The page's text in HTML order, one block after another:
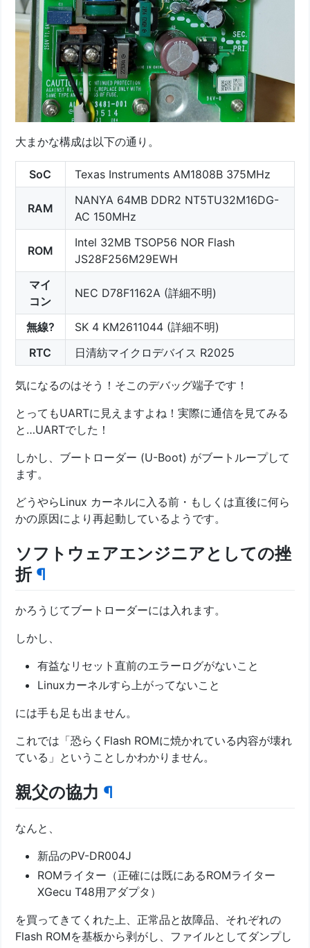
大まかな構成は以下の通り。
SoC Texas Instruments AM1808B 375MHz
RAM
NANYA 64MB DDR2 NT5TU32M16DG-
AC 150MHz
ROM
Intel 32MB TSOP56 NOR Flash
JS28F256M29EWH
マイ
コン
NEC D78F1162A (詳細不明)
無線?
SK 4 KM2611044 (詳細不明)
RTC
日清紡マイクロデバイス R2025
気になるのはそう！そこのデバッグ端子です！
とってもUARTに見えますよね！実際に通信を見てみる
と…UARTでした！
しかし、ブートローダー (U-Boot) がブートループして
ます。
どうやらLinux カーネルに入る前・もしくは直後に何ら
かの原因により再起動しているようです。
ソフトウェアエンジニアとしての挫
折 ¶
かろうじてブートローダーには入れます。
しかし、
有益なリセット直前のエラーログがないこと
Linuxカーネルすら上がってないこと
には手も足も出ません。
これでは「恐らくFlash ROMに焼かれている内容が壊れ
ている」ということしかわかりません。
親父の協力 ¶
なんと、
新品のPV-DR004J
ROMライター（正確には既にあるROMライター
XGecu T48用アダプタ）
を買ってきてくれた上、正常品と故障品、それぞれの
Flash ROMを基板から剥がし、ファイルとしてダンプし